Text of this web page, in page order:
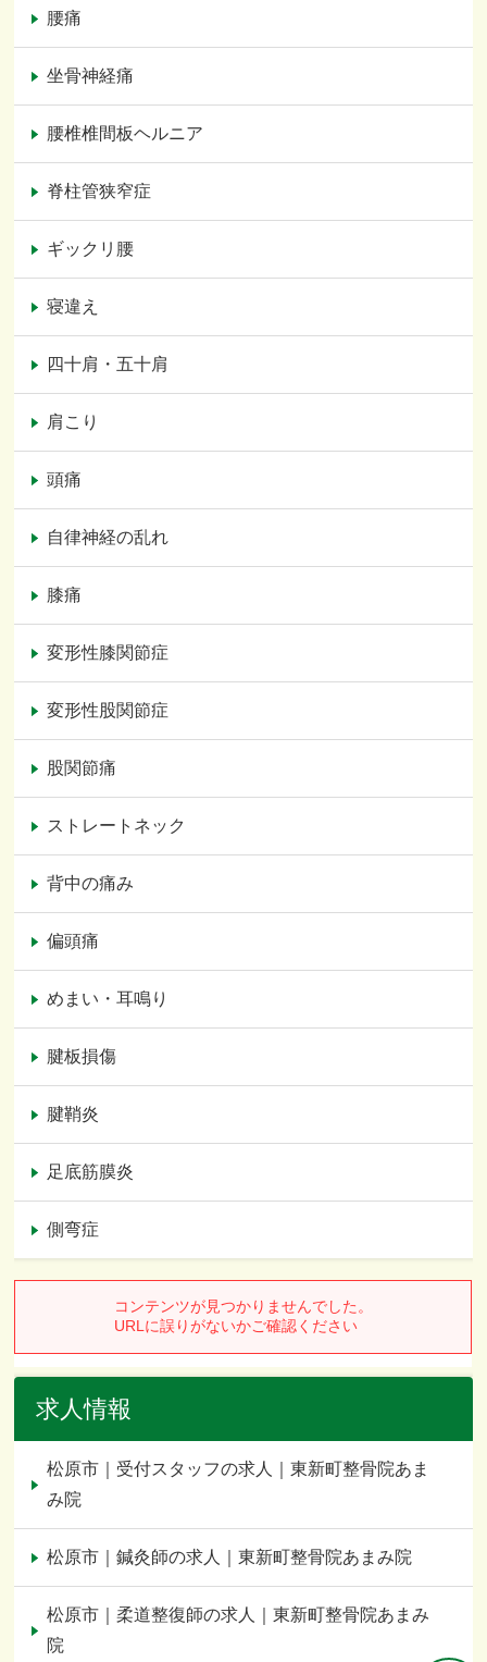
腰痛
坐骨神経痛
腰椎椎間板ヘルニア
脊柱管狭窄症
ギックリ腰
寝違え
四十肩・五十肩
肩こり
頭痛
自律神経の乱れ
膝痛
変形性膝関節症
変形性股関節症
股関節痛
ストレートネック
背中の痛み
偏頭痛
めまい・耳鳴り
腱板損傷
腱鞘炎
足底筋膜炎
側弯症
求人情報
松原市｜受付スタッフの求人｜東新町整骨院あま
み院
松原市｜鍼灸師の求人｜東新町整骨院あまみ院
松原市｜柔道整復師の求人｜東新町整骨院あまみ
院